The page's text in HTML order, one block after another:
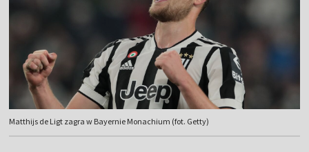
Matthijs de Ligt zagra w Bayernie Monachium (fot. Getty)